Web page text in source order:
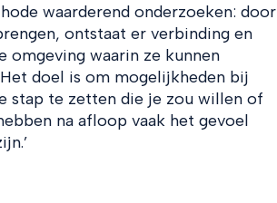
waarderend onderzoeken: door
ontstaat er verbinding en
omgeving waarin ze kunnen
doel is om mogelijkheden bij
stap te zetten die je zou willen of
na afloop vaak het gevoel